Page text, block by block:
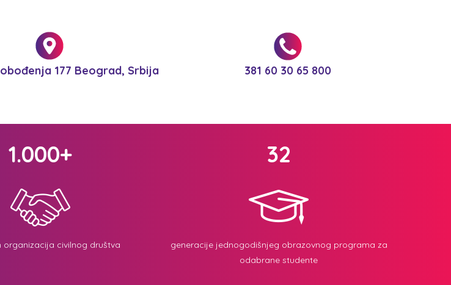
177 Beograd, Srbija 381 60 30 65 800
1.000+
organizacija civilnog društva
32
generacije jednogodišnjeg obrazovnog programa za
odabrane studente